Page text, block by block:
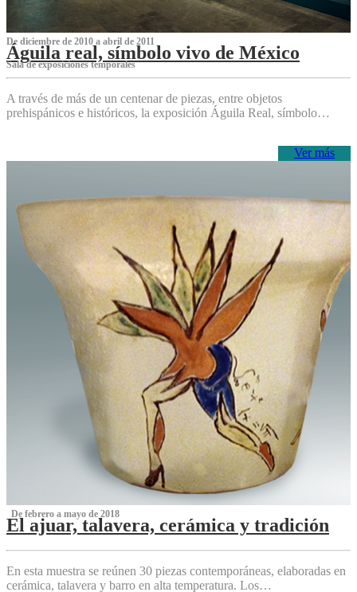
De diciembre de 2010 a abril de 2011
Águila real, símbolo vivo de México
Sala de exposiciones temporales
A través de más de un centenar de piezas, entre objetos
prehispánicos e históricos, la exposición Águila Real, símbolo…
Ver más
‌ De febrero a mayo de 2018
El ajuar, talavera, cerámica y tradición
‌
En esta muestra se reúnen 30 piezas contemporáneas, elaboradas en
cerámica, talavera y barro en alta temperatura. Los…